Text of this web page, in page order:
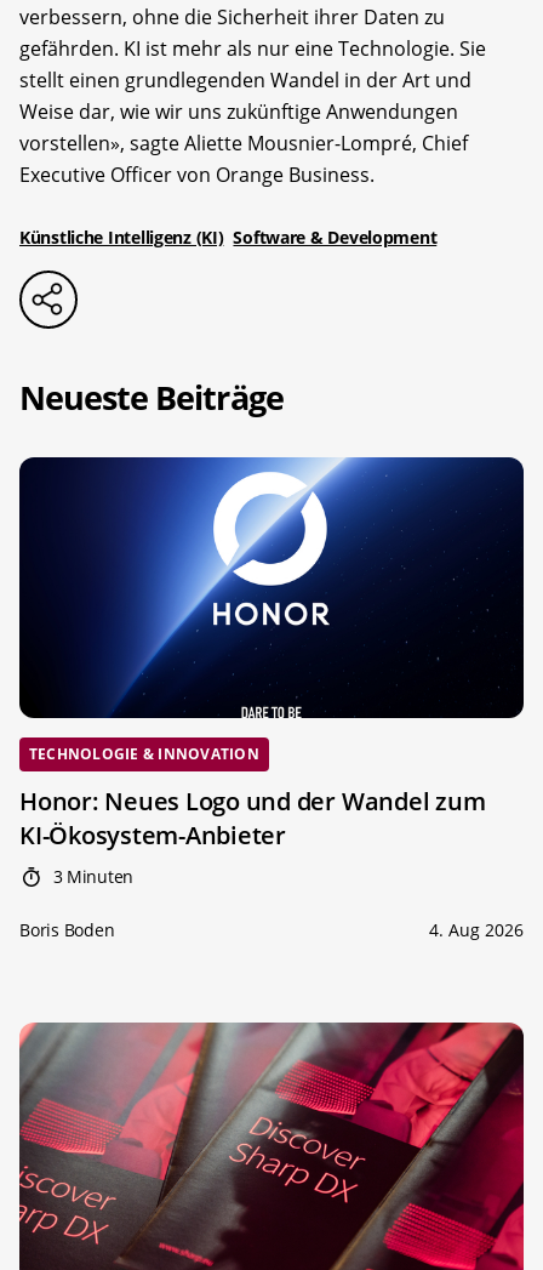
verbessern, ohne die Sicherheit ihrer Daten zu
gefährden. KI ist mehr als nur eine Technologie. Sie
stellt einen grundlegenden Wandel in der Art und
Weise dar, wie wir uns zukünftige Anwendungen
vorstellen», sagte Aliette Mousnier-Lompré, Chief
Executive Officer von Orange Business.
Künstliche Intelligenz (KI) Software & Development
Neueste Beiträge
TECHNOLOGIE & INNOVATION
Honor: Neues Logo und der Wandel zum
KI-Ökosystem-Anbieter
3 Minuten
Boris Boden 4. Aug 2026